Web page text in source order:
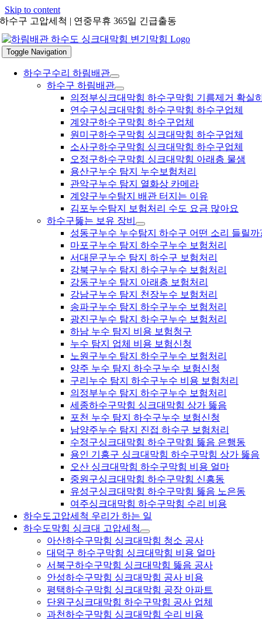
Skip to content
하수구 고압세척 | 연중무휴 365일 긴급출동
Toggle Navigation
하수구수리 하림배관
하수구 하림배관
의정부싱크대막힘 하수구막힘 기름제거 확실
연수구싱크대막힘 하수구막힘 하수구업체
계양구하수구막힘 하수구업체
원미구하수구막힘 싱크대막힘 하수구업체
소사구하수구막힘 싱크대막힘 하수구업체
오정구하수구막힘 싱크대막힘 아래층 물샘
용산구누수 탐지 누수보험처리
관악구누수 탐지 열화상 카메라
계양구누수탐지 배관 터지는 이유
김포누수탐지 보험처리 수도 요금 많아요
하수구뚫는 보유 장비
성동구누수 누수탐지 하수구 어떤 소리 들릴까
마포구누수 탐지 하수구누수 보험처리
서대문구누수 탐지 하수구 보험처리
강북구누수 탐지 하수구누수 보험처리
강동구누수 탐지 아래층 보험처리
강남구누수 탐지 천장누수 보험처리
송파구누수 탐지 하수구누수 보험처리
광진구누수 탐지 하수구누수 보험처리
하남 누수 탐지 비용 보험청구
누수 탐지 업체 비용 보험신청
노원구누수 탐지 하수구누수 보험처리
양주 누수 탐지 하수구누수 보험신청
구리누수 탐지 하수구누수 비용 보험처리
의정부누수 탐지 하수구누수 보험처리
세종하수구막힘 싱크대막힘 상가 뚫음
포천 누수 탐지 하수구누수 보험신청
남양주누수 탐지 진접 하수구 보험처리
수정구싱크대막힘 하수구막힘 뚫음 은행동
용인 기흥구 싱크대막힘 하수구막힘 상가 뚫음
오산 싱크대막힘 하수구막힘 비용 얼마
중원구싱크대막힘 하수구막힘 신흥동
유성구싱크대막힘 하수구막힘 뚫음 노은동
여주싱크대막힘 하수구막힘 수리 비용
하수도고압세척 우리가 하는 일
하수도막힘 싱크대 고압세척
아산하수구막힘 싱크대막힘 청소 공사
대덕구 하수구막힘 싱크대막힘 비용 얼마
서북구하수구막힘 싱크대막힘 뚫음 공사
안성하수구막힘 싱크대막힘 공사 비용
평택하수구막힘 싱크대막힘 공장 아파트
단원구싱크대막힘 하수구막힘 공사 업체
과천하수구막힘 싱크대막힘 수리 비용